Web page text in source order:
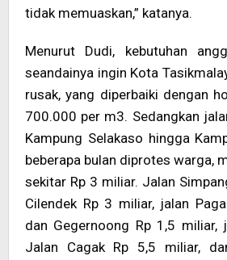
tidak memuaskan,” katanya.
Menurut Dudi, kebutuhan
seandainya ingin Kota
rusak, yang diperbaiki dengan
700.000 per m3. Sedangkan
Kampung Selakaso hingga
beberapa bulan diprotes warga,
sekitar Rp 3 miliar. Jalan
Cilendek Rp 3 miliar, jalan
dan Gegernoong Rp 1,5 miliar,
Jalan Cagak Rp 5,5 miliar,